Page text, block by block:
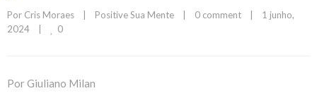
Por Cris Moraes | Positive Sua Mente | 0 comment |
1 junho,
2024
| 0
PorGiuliano Milan